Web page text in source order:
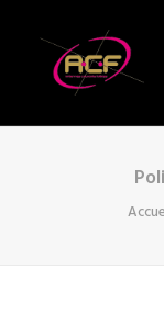
INSTALLATION /
FIBRE OPTIQUE